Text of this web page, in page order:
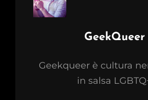
Author:
GeekQueer
Geekqueer è cultura
in salsa